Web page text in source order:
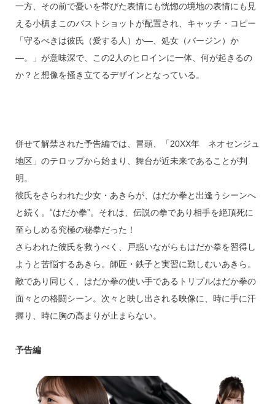
一方、その前で憂いを帯びた表情にも恍惚の境地の表情にも見
える小槙まこのバストショットが配置され、キャッチ・コピー
「守るべきは彼氏（愛する人）か―、処女（バージン）か
―。」が意味深で、この2人のヒロインに一体、何が起きるの
か？と想像を掻き立てるデザインとなっている。
併せて解禁された予告編では、冒頭、「20XX年 ネオセンジュ
地区」のテロップから始まり、舞台が近未来であることが判
明。
彼氏をさらわれた少女・あきらが、はだか拳と出逢うシーンへ
と続く。“はだか拳”。それは、伝説の拳であり相手を絶頂死に
至らしめる究極の秘拳だった！
さらわれた彼氏を救うべく、戸惑いながらもはだか拳を習得し
ようと苦悩するあきら。師匠・鉄子と実習に勤しむいあきら。
敵であり同じく、はだか拳の使い手であるトリプルはだか拳の
面々との格闘シーン。次々と映し出される映像に、時に手に汗
握り、時に胸の高まりが止まらない。
予告編